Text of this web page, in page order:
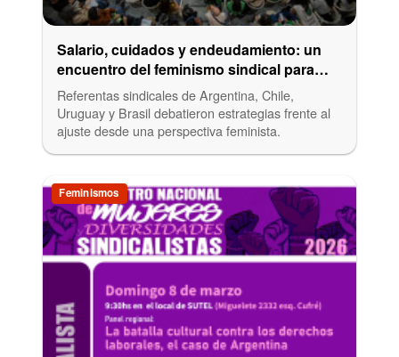
Salario, cuidados y endeudamiento: un
encuentro del feminismo sindical para
disputar el presente
Referentas sindicales de Argentina, Chile,
Uruguay y Brasil debatieron estrategias frente al
ajuste desde una perspectiva feminista.
Feminismos